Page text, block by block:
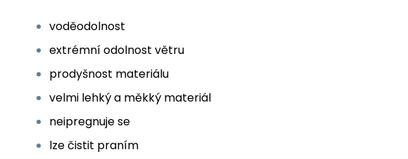
voděodolnost
extrémní odolnost větru
prodyšnost materiálu
velmi lehký a měkký materiál
neipregnuje se
lze čistit praním